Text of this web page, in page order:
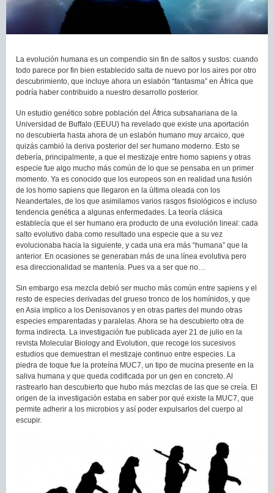
La evolución humana es un compendio sin fin de saltos y sustos: cuando
todo parece por fin bien establecido salta de nuevo por los aires por otro
descubrimiento, que incluye ahora un eslabón “fantasma” en África que
podría haber contribuido a nuestro desarrollo posterior.
Un estudio genético sobre población del África subsahariana de la
Universidad de Buffalo (EEUU) ha revelado que existe una aportación
no descubierta hasta ahora de un eslabón humano muy arcaico, que
quizás cambió la deriva posterior del ser humano moderno. Esto se
debería, principalmente, a que el mestizaje entre homo sapiens y otras
especie fue algo mucho más común de lo que se pensaba en un primer
momento. Ya es conocido que los europeos son en realidad una fusión
de los homo sapiens que llegaron en la última oleada con los
Neandertales, de los que asimilamos varios rasgos fisiológicos e incluso
tendencia genética a algunas enfermedades. La teoría clásica
establecía que el ser humano era producto de una evolución lineal: cada
salto evolutivo daba como resultado una especie que a su vez
evolucionaba hacia la siguiente, y cada una era más “humana” que la
anterior. En ocasiones se generaban más de una línea evolutiva pero
esa direccionalidad se mantenía. Pues va a ser que no…
Sin embargo esa mezcla debió ser mucho más común entre sapiens y el
resto de especies derivadas del grueso tronco de los homínidos, y que
en Asia implico a los Denisovanos y en otras partes del mundo otras
especies emparentadas y paralelas. Ahora se ha descubierto otra de
forma indirecta. La investigación fue publicada ayer 21 de julio en la
revista Molecular Biology and Evolution, que recoge los sucesivos
estudios que demuestran el mestizaje continuo entre especies. La
piedra de toque fue la proteína MUC7, un tipo de mucina presente en la
saliva humana y que queda codificada por un gen en concreto. Al
rastrearlo han descubierto que hubo más mezclas de las que se creía. El
origen de la investigación estaba en saber por qué existe la MUC7, que
permite adherir a los microbios y así poder expulsarlos del cuerpo al
escupir.